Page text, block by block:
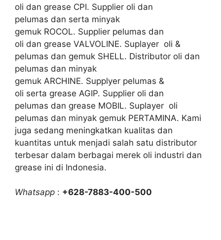
oli dan grease CPI. Supplier oli dan
pelumas dan serta minyak
gemuk ROCOL. Supplier pelumas dan
oli dan grease VALVOLINE. Suplayer oli &
pelumas dan gemuk SHELL. Distributor oli dan
pelumas dan minyak
gemuk ARCHINE. Supplyer pelumas &
oli serta grease AGIP. Supplier oli dan
pelumas dan grease MOBIL. Suplayer oli
pelumas dan minyak gemuk PERTAMINA. Kami
juga sedang meningkatkan kualitas dan
kuantitas untuk menjadi salah satu distributor
terbesar dalam berbagai merek oli industri dan
grease ini di Indonesia.
Whatsapp : +628-7883-400-500